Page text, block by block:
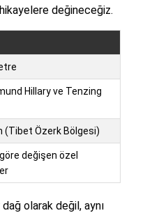
değineceğiz.
Hillary ve Tenzing
(Tibet Özerk Bölgesi)
değişen özel
olarak değil, aynı